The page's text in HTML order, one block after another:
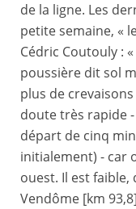
de la ligne. Les
petite semaine, «
Cédric Coutouly :
poussière dit sol
plus de
doute très rapide
départ de cinq
initialement) - car
ouest. Il est faible,
Vendôme [km